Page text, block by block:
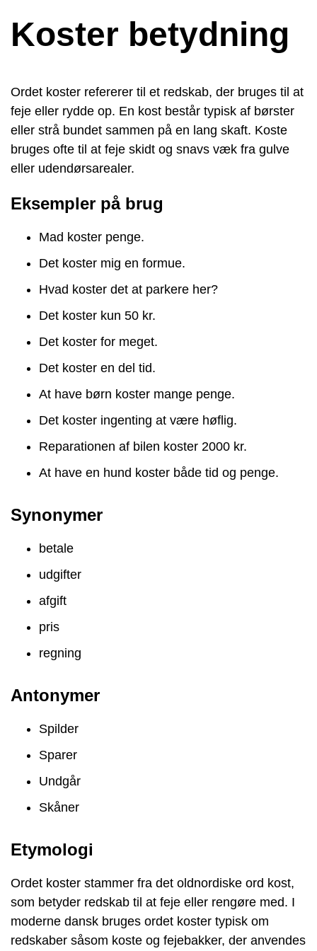
Koster betydning
Ordet koster refererer til et redskab, der bruges til at
feje eller rydde op. En kost består typisk af børster
eller strå bundet sammen på en lang skaft. Koste
bruges ofte til at feje skidt og snavs væk fra gulve
eller udendørsarealer.
Eksempler på brug
Mad koster penge.
Det koster mig en formue.
Hvad koster det at parkere her?
Det koster kun 50 kr.
Det koster for meget.
Det koster en del tid.
At have børn koster mange penge.
Det koster ingenting at være høflig.
Reparationen af bilen koster 2000 kr.
At have en hund koster både tid og penge.
Synonymer
betale
udgifter
afgift
pris
regning
Antonymer
Spilder
Sparer
Undgår
Skåner
Etymologi
Ordet koster stammer fra det oldnordiske ord kost,
som betyder redskab til at feje eller rengøre med. I
moderne dansk bruges ordet koster typisk om
redskaber såsom koste og fejebakker, der anvendes